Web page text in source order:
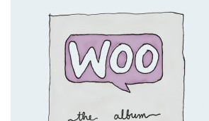
Add to Cart